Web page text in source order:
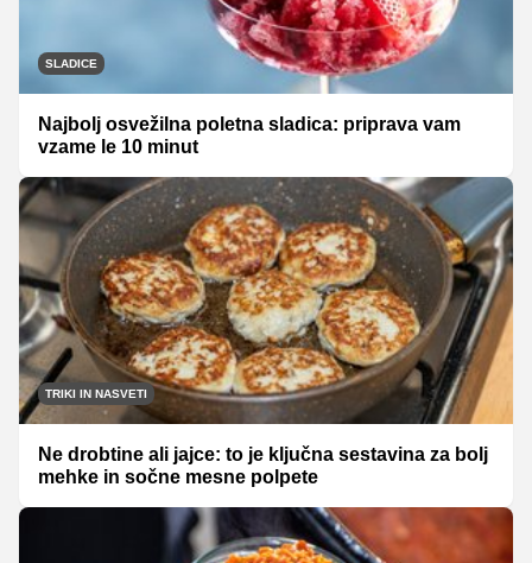
SLADICE
Najbolj osvežilna poletna sladica: priprava vam
vzame le 10 minut
TRIKI IN NASVETI
Ne drobtine ali jajce: to je ključna sestavina za bolj
mehke in sočne mesne polpete